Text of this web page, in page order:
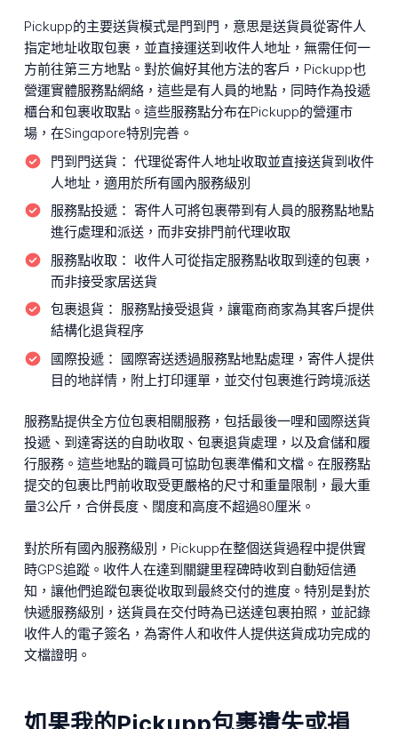
Pickupp的主要送貨模式是門到門，意思是送貨員從寄件人
指定地址收取包裹，並直接運送到收件人地址，無需任何一
方前往第三方地點。對於偏好其他方法的客戶，Pickupp也
營運實體服務點網絡，這些是有人員的地點，同時作為投遞
櫃台和包裹收取點。這些服務點分布在Pickupp的營運市
場，在Singapore特別完善。
門到門送貨： 代理從寄件人地址收取並直接送貨到收件
人地址，適用於所有國內服務級別
服務點投遞： 寄件人可將包裹帶到有人員的服務點地點
進行處理和派送，而非安排門前代理收取
服務點收取： 收件人可從指定服務點收取到達的包裹，
而非接受家居送貨
包裹退貨： 服務點接受退貨，讓電商商家為其客戶提供
結構化退貨程序
國際投遞： 國際寄送透過服務點地點處理，寄件人提供
目的地詳情，附上打印運單，並交付包裹進行跨境派送
服務點提供全方位包裹相關服務，包括最後一哩和國際送貨
投遞、到達寄送的自助收取、包裹退貨處理，以及倉儲和履
行服務。這些地點的職員可協助包裹準備和文檔。在服務點
提交的包裹比門前收取受更嚴格的尺寸和重量限制，最大重
量3公斤，合併長度、闊度和高度不超過80厘米。
對於所有國內服務級別，Pickupp在整個送貨過程中提供實
時GPS追蹤。收件人在達到關鍵里程碑時收到自動短信通
知，讓他們追蹤包裹從收取到最終交付的進度。特別是對於
快遞服務級別，送貨員在交付時為已送達包裹拍照，並記錄
收件人的電子簽名，為寄件人和收件人提供送貨成功完成的
文檔證明。